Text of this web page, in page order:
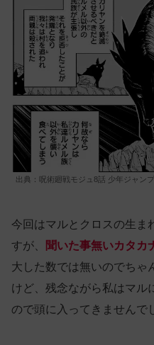
出典：呪術廻戦モジュ8話 少年ジャン
今回はマルとクロスの生ま
すが、
聞いた事無いカタカ
大した数では無いのでちゃ
けど、残念ながら私はマル
ので頭に入ってきませんで